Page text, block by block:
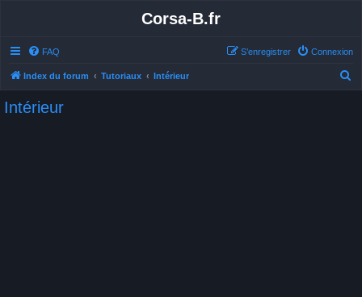
Corsa-B.fr
FAQ Connexion
S’enregistrer
Index du forum Tutoriaux Intérieur
Intérieur